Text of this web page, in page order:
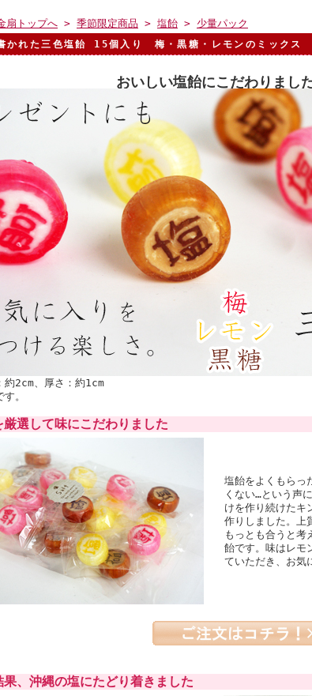
扇トップへ > 季節限定商品 > 塩飴 > 少量パック
かれた三色塩飴 15個入り 梅・黒糖・レモンのミックス
おいしい塩飴にこだわりました
約2cm、厚さ：約1cm
。
厳選して味にこだわりました
塩飴をよくもらっ
くない…という声
けを作り続けたキ
作りしました。上
もっとも合うと考
飴です。味はレモ
ていただき、お気
果、沖縄の塩にたどり着きました